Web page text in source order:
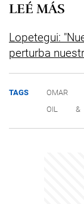
LEÉ MÁS
Lopetegui:
perturba
TAGS OMAR
OIL
&